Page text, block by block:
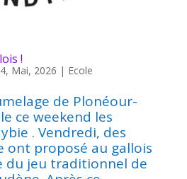
!
Mai, 2026 | Ecole
de Plonéour-
ce weekend les
. Vendredi, des
ont proposé au gallois
du jeu traditionnel de